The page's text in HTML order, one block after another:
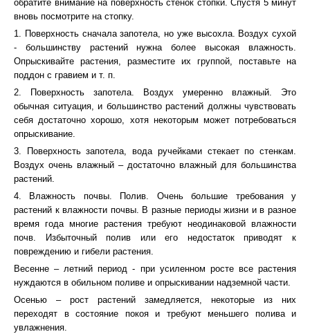
обратите внимание на поверхность стенок стопки. Спустя 5 минут
вновь посмотрите на стопку.
1. Поверхность сначала запотела, но уже высохла. Воздух сухой
- большинству растений нужна более высокая влажность.
Опрыскивайте растения, разместите их группой, поставьте на
поддон с гравием и т. п.
2. Поверхность запотела. Воздух умеренно влажный. Это
обычная ситуация, и большинство растений должны чувствовать
себя достаточно хорошо, хотя некоторым может потребоваться
опрыскивание.
3. Поверхность запотела, вода ручейками стекает по стенкам.
Воздух очень влажный – достаточно влажный для большинства
растений.
4. Влажность почвы. Полив. Очень большие требования у
растений к влажности почвы. В разные периоды жизни и в разное
время года многие растения требуют неодинаковой влажности
почв. Избыточный полив или его недостаток приводят к
повреждению и гибели растения.
Весенне – летний период - при усиленном росте все растения
нуждаются в обильном поливе и опрыскивании надземной части.
Осенью – рост растений замедляется, некоторые из них
переходят в состояние покоя и требуют меньшего полива и
увлажнения.